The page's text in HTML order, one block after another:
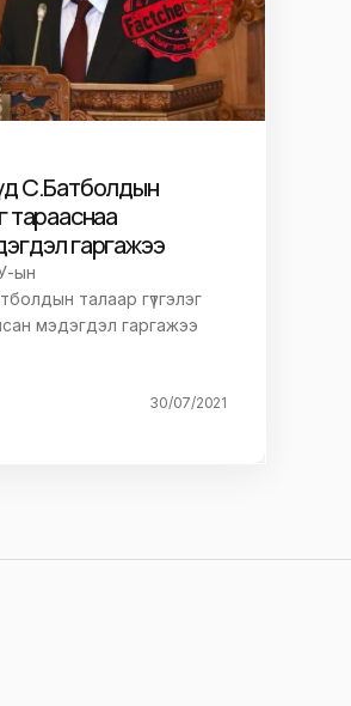
С.Батболдын
тарааснаа
гаргажээ
ын
талаар гүтгэлэг
мэдэгдэл гаргажээ
30/07/2021